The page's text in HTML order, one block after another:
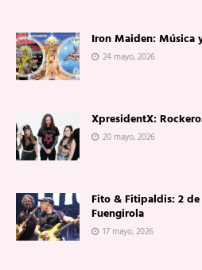
Iron Maiden: Música
24 mayo, 2026
XpresidentX:
20 mayo, 2026
Fito & Fitipaldis: 2
Fuengirola
17 mayo, 2026